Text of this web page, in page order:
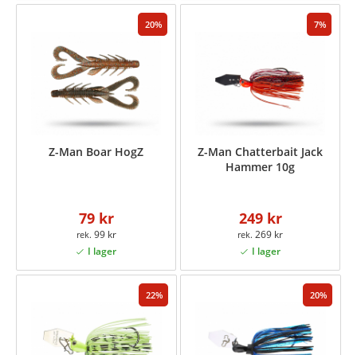
20
Z-Man Boar HogZ
79 kr
99 kr
7
Z-Man Chatterbait Jack
Hammer 10g
249 kr
269 kr
22 20